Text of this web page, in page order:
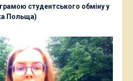
студентського обміну у
Польща)